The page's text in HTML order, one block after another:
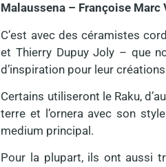
Malaussena – Françoise
C’est avec des céramistes
et Thierry Dupuy Joly – que
d’inspiration pour leur
Certains utiliseront le Raku,
terre et l’ornera avec son
medium principal.
Pour la plupart, ils ont aussi